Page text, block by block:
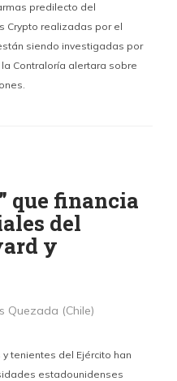
predilecto del
Crypto realizadas por el
siendo investigadas por
Contraloría alertara sobre
que financia
del
y
Quezada (Chile)
tenientes del Ejército han
estadounidenses